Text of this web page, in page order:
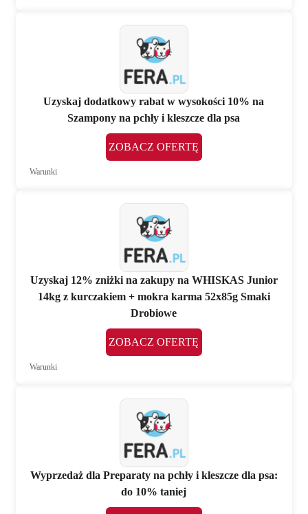
Uzyskaj dodatkowy rabat w wysokości 10% na
Szampony na pchły i kleszcze dla psa
ZOBACZ OFERTĘ
Warunki
Uzyskaj 12% zniżki na zakupy na WHISKAS Junior
14kg z kurczakiem + mokra karma 52x85g Smaki
Drobiowe
ZOBACZ OFERTĘ
Warunki
Wyprzedaż dla Preparaty na pchły i kleszcze dla psa:
do 10% taniej